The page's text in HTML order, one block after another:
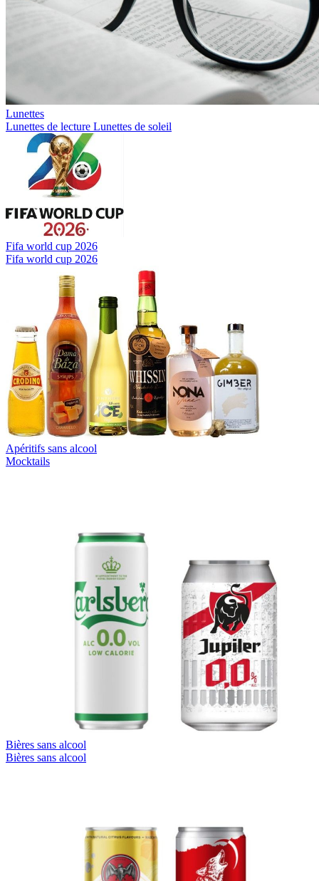
Lunettes
Lunettes de lecture Lunettes de soleil
Fifa world cup 2026
Fifa world cup 2026
Apéritifs sans alcool
Mocktails
Bières sans alcool
Bières sans alcool